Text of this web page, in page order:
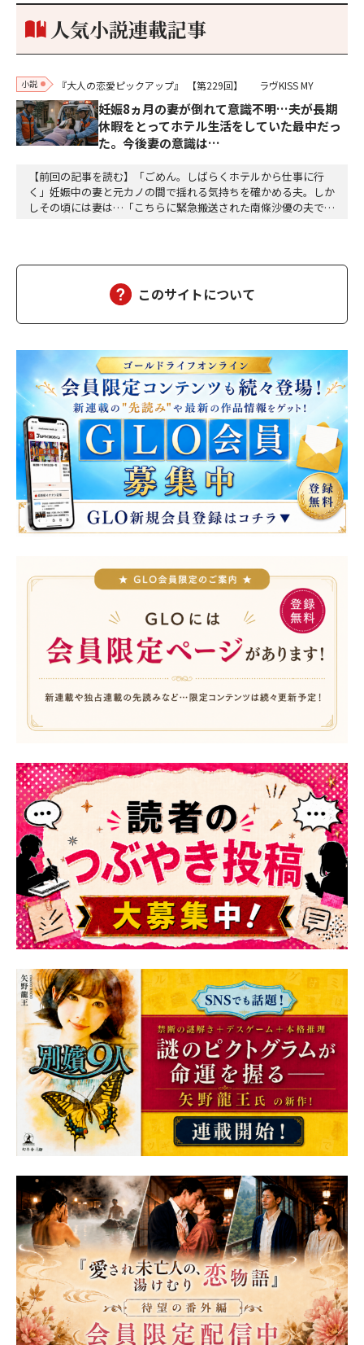
り。どうして勝てたのか、未だにわかりません。…
人気小説連載記事
小説 『大人の恋愛ピックアップ』 【第229回】 ラヴKISS MY
妊娠8ヵ月の妻が倒れて意識不明…夫が長期
休暇をとってホテル生活をしていた最中だっ
た。今後妻の意識は…
【前回の記事を読む】「ごめん。しばらくホテルから仕事に行
く」妊娠中の妻と元カノの間で揺れる気持ちを確かめる夫。しか
しその頃には妻は…「こちらに緊急搬送された南條沙優の夫です
しばらくして、担当医の先生が俺の元にやってきた。「南…
このサイトについて